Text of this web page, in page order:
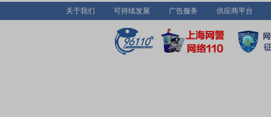
关于我们 可持续发展 广告服务 供应商平台